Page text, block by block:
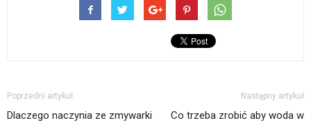
Poprzedni artykuł
Dlaczego naczynia ze zmywarki
Następny artykuł
Co trzeba zrobić aby woda w